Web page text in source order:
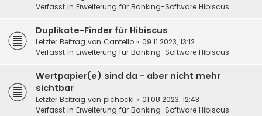
Verfasst in Erweiterung für Banking-Software Hibiscus
Duplikate-Finder für Hibiscus
Letzter Beitrag von Cantello « 09.11.2023, 13:12
Verfasst in Erweiterung für Banking-Software Hibiscus
Wertpapier(e) sind da - aber nicht mehr
sichtbar
Letzter Beitrag von pichocki « 01.08.2023, 12:43
Verfasst in Erweiterung für Banking-Software Hibiscus